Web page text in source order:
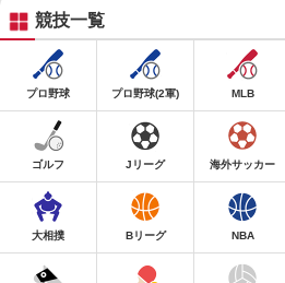
競技一覧
プロ野球 プロ野球(2軍) MLB
ゴルフ Jリーグ 海外サッカー
大相撲 Bリーグ NBA